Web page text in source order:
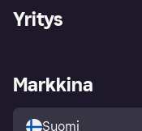
Ohje
Kirjaudu sisään
Tutustu kauppoihin
Ostajan turva
Yritys
Kirjaudu sisään yrityksenä
Markkina
Suomi